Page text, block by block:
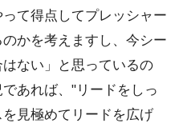
て得点してプレッシャー
かを考えますし、今シー
ない」と思っているの
あれば、"リードをしっ
見極めてリードを広げ